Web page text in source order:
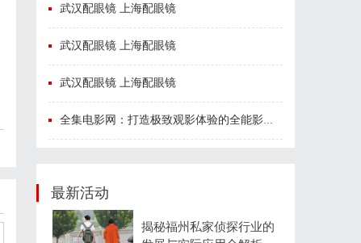
武汉配眼镜 上海配眼镜
武汉配眼镜 上海配眼镜
武汉配眼镜 上海配眼镜
全集电影网：打造极致观影体验的全能影视平台
最新活动
揭秘福州私家侦探行业的